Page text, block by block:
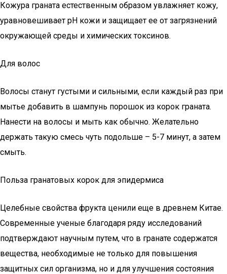
Кожура граната естественным образом увлажняет кожу,
уравновешивает рН кожи и защищает ее от загрязнений
окружающей среды и химических токсинов.
Для волос
Волосы станут густыми и сильными, если каждый раз при
мытье добавить в шампунь порошок из корок граната.
Нанести на волосы и мыть как обычно. Желательно
держать такую смесь чуть подольше – 5-7 минут, а затем
смыть.
Польза гранатовых корок для эпидермиса
Целебные свойства фрукта ценили еще в древнем Китае.
Современные ученые благодаря ряду исследований
подтверждают научным путем, что в гранате содержатся
вещества, необходимые не только для повышения
защитных сил организма, но и для улучшения состояния